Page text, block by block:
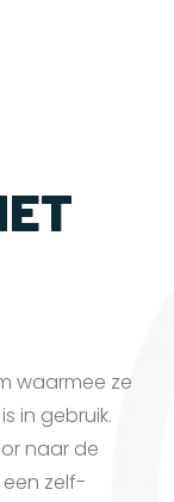
waarmee ze
in gebruik.
naar de
zelf-